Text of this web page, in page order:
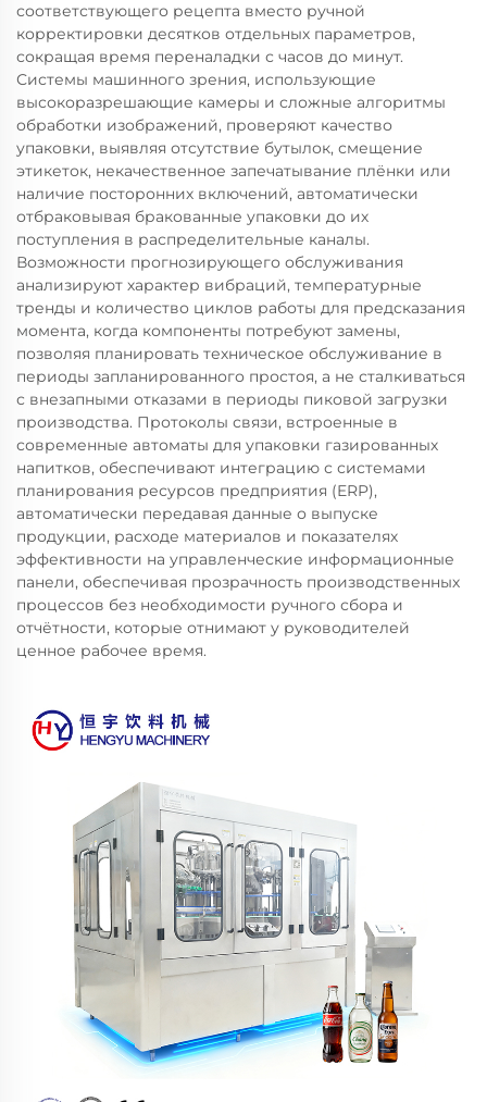
соответствующего рецепта вместо ручной
корректировки десятков отдельных параметров,
сокращая время переналадки с часов до минут.
Системы машинного зрения, использующие
высокоразрешающие камеры и сложные алгоритмы
обработки изображений, проверяют качество
упаковки, выявляя отсутствие бутылок, смещение
этикеток, некачественное запечатывание плёнки или
наличие посторонних включений, автоматически
отбраковывая бракованные упаковки до их
поступления в распределительные каналы.
Возможности прогнозирующего обслуживания
анализируют характер вибраций, температурные
тренды и количество циклов работы для предсказания
момента, когда компоненты потребуют замены,
позволяя планировать техническое обслуживание в
периоды запланированного простоя, а не сталкиваться
с внезапными отказами в периоды пиковой загрузки
производства. Протоколы связи, встроенные в
современные автоматы для упаковки газированных
напитков, обеспечивают интеграцию с системами
планирования ресурсов предприятия (ERP),
автоматически передавая данные о выпуске
продукции, расходе материалов и показателях
эффективности на управленческие информационные
панели, обеспечивая прозрачность производственных
процессов без необходимости ручного сбора и
отчётности, которые отнимают у руководителей
ценное рабочее время.